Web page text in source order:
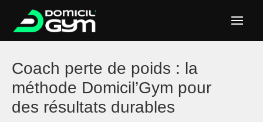
Coach perte de poids : la
méthode Domicil’Gym pour
des résultats durables